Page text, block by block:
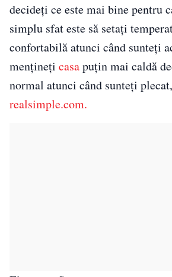
decideți ce este mai bine pentru
simplu sfat este să setați
confortabilă atunci când sunteți
mențineți casapuțin mai caldă
normal atunci când sunteți
realsimple.com.